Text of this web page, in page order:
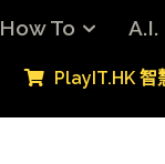
How To A.I.
PlayIT.HK 智